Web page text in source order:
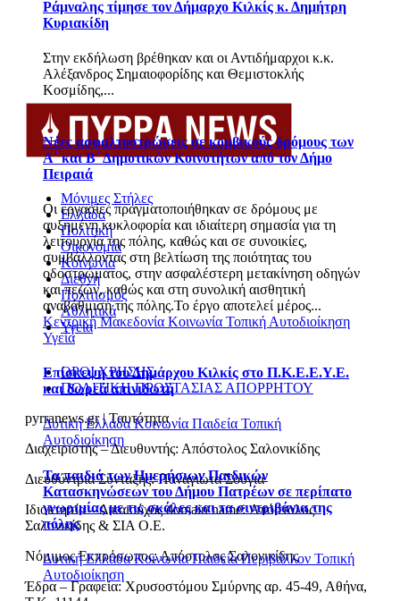
Ράμναλης τίμησε τον Δήμαρχο Κιλκίς κ. Δημήτρη
Κυριακίδη
Στην εκδήλωση βρέθηκαν και οι Αντιδήμαρχοι κ.κ.
Αλέξανδρος Σημαιοφορίδης και Θεμιστοκλής
Κοσμίδης,...
Νέες ασφαλτοστρώσεις σε κομβικούς δρόμους των
Α΄ και Β΄ Δημοτικών Κοινοτήτων από τον Δήμο
Πειραιά
Οι εργασίες πραγματοποιήθηκαν σε δρόμους με
αυξημένη κυκλοφορία και ιδιαίτερη σημασία για τη
λειτουργία της πόλης, καθώς και σε συνοικίες,
συμβάλλοντας στη βελτίωση της ποιότητας του
οδοστρώματος, στην ασφαλέστερη μετακίνηση οδηγών
και πεζών, καθώς και στη συνολική αισθητική
αναβάθμιση της πόλης.Το έργο αποτελεί μέρος...
Κεντρική Μακεδονία Κοινωνία Τοπική Αυτοδιοίκηση
Υγεία
Επίσκεψη του Δημάρχου Κιλκίς στο Π.Κ.Ε.Ε.Υ.Ε.
και δωρεά απινιδωτή
Δυτική ΕλλάδαΚοινωνία Παιδεία Τοπική
Αυτοδιοίκηση
Τα παιδιά των Ημερήσιων Παιδικών
Κατασκηνώσεων του Δήμου Πατρέων σε περίπατο
γνωριμίας με τις σκάλες και τα σιντριβάνια της
πόλης
Δυτική ΕλλάδαΚοινωνίαΠαιδείαΠεριβάλλον Τοπική
Αυτοδιοίκηση
Μόνιμες Στήλες
Ελλάδα
Πολιτική
Οικονομία
Κοινωνία
Διεθνή
Πολιτισμός
Αθλητικά
Υγεία
ΟΡΟΙ ΧΡΗΣΗΣ
ΠΟΛΙΤΙΚΗ ΠΡΟΣΤΑΣΙΑΣ ΑΠΟΡΡΗΤΟΥ
pyrranews.gr | Ταυτότητα
Διαχειριστής – Διευθυντής: Απόστολος Σαλονικίδης
Διευθύντρια Σύνταξης: Παναγιώτα Σούγια
Ιδιοκτησία – Δικαιούχος domain name: Απόστολος
Σαλονικίδης & ΣΙΑ Ο.Ε.
Νόμιμος Εκπρόσωπος: Απόστολος Σαλονικίδης
Έδρα – Γραφεία: Χρυσοστόμου Σμύρνης αρ. 45-49, Αθήνα,